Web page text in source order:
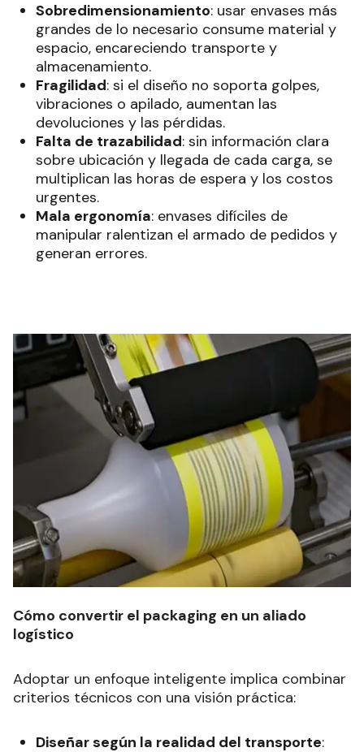
Sobredimensionamiento: usar envases más
grandes de lo necesario consume material y
espacio, encareciendo transporte y
almacenamiento.
Fragilidad: si el diseño no soporta golpes,
vibraciones o apilado, aumentan las
devoluciones y las pérdidas.
Falta de trazabilidad: sin información clara
sobre ubicación y llegada de cada carga, se
multiplican las horas de espera y los costos
urgentes.
Mala ergonomía: envases difíciles de
manipular ralentizan el armado de pedidos y
generan errores.
Cómo convertir el packaging en un aliado
logístico
Adoptar un enfoque inteligente implica combinar
criterios técnicos con una visión práctica:
Diseñar según la realidad del transporte: